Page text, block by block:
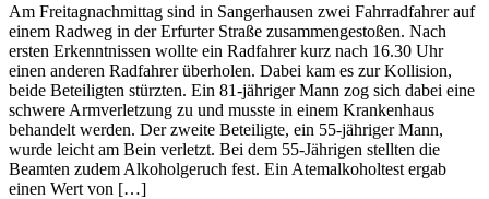
Am Freitagnachmittag sind in Sangerhausen zwei Fahrradfahrer auf
einem Radweg in der Erfurter Straße zusammengestoßen. Nach
ersten Erkenntnissen wollte ein Radfahrer kurz nach 16.30 Uhr
einen anderen Radfahrer überholen. Dabei kam es zur Kollision,
beide Beteiligten stürzten. Ein 81-jähriger Mann zog sich dabei eine
schwere Armverletzung zu und musste in einem Krankenhaus
behandelt werden. Der zweite Beteiligte, ein 55-jähriger Mann,
wurde leicht am Bein verletzt. Bei dem 55-Jährigen stellten die
Beamten zudem Alkoholgeruch fest. Ein Atemalkoholtest ergab
einen Wert von […]